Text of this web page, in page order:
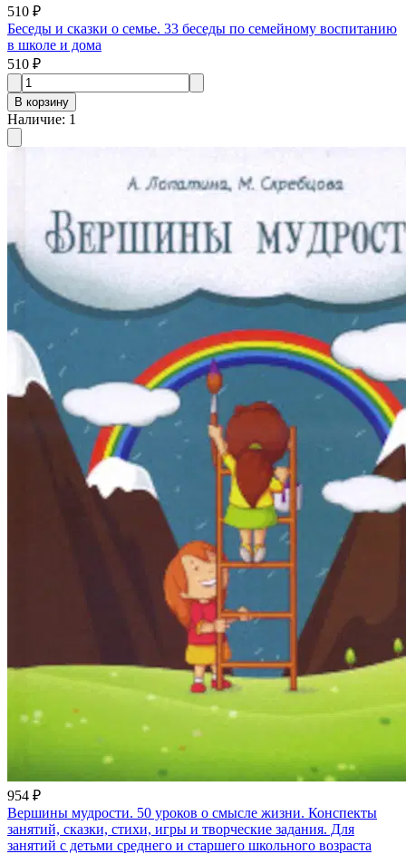
510 ₽
Беседы и сказки о семье. 33 беседы по семейному воспитанию
в школе и дома
510 ₽
В корзину
Наличие: 1
954 ₽
Вершины мудрости. 50 уроков о смысле жизни. Конспекты
занятий, сказки, стихи, игры и творческие задания. Для
занятий с детьми среднего и старшего школьного возраста